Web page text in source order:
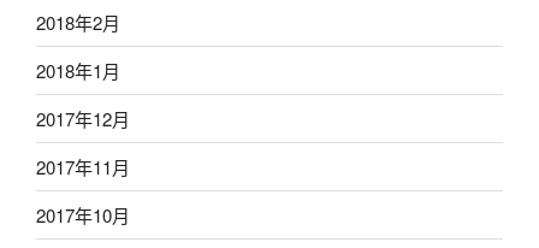
2018年2月
2018年1月
2017年12月
2017年11月
2017年10月